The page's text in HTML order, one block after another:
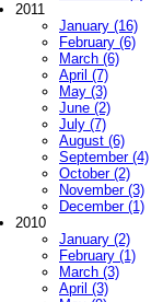
2011
January (16)
February (6)
March (6)
April (7)
May (3)
June (2)
July (7)
August (6)
September (4)
October (2)
November (3)
December (1)
2010
January (2)
February (1)
March (3)
April (3)